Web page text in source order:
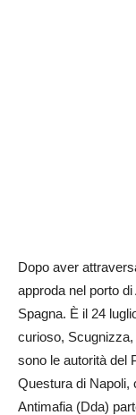
Dopo aver
approda nel porto
Spagna. È il 24
curioso,
sono le autorità del
Questura di Napoli,
Antimafia (Dda)